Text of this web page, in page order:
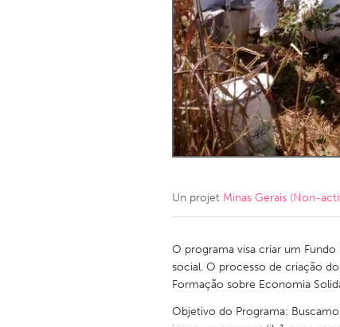
Amherstburg
Ottawa
MALAYSIA
Kuala Lumpur
NETHERLANDS
Qatar
SINGAPORE
Singapore
Un projet Minas Gerais (Non-
O programa visa criar um
social. O processo de criação
Formação sobre Economia
Objetivo do Programa: